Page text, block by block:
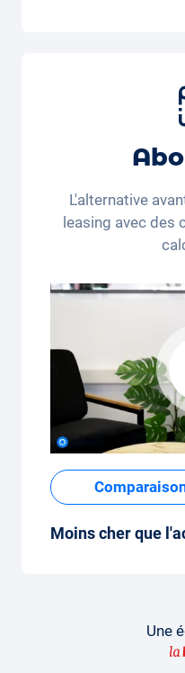
pendant quelques
Forfait
mois (350
forfait
confortablement
L'alternative
leasing avec des
Moins cher que
par rapport auUne